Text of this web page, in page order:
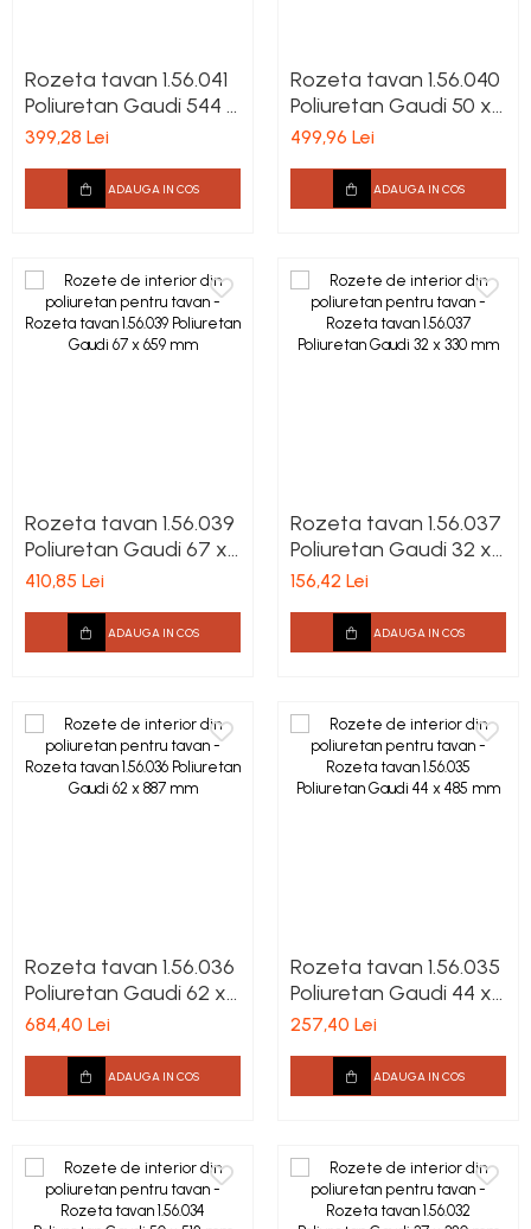
Rozeta tavan 1.56.041
Poliuretan Gaudi 544 x
785 x 48 mm
399,28 Lei
ADAUGA IN COS
Rozeta tavan 1.56.040
Poliuretan Gaudi 50 x
707 mm
499,96 Lei
ADAUGA IN COS
Rozeta tavan 1.56.039
Poliuretan Gaudi 67 x
659 mm
410,85 Lei
ADAUGA IN COS
Rozeta tavan 1.56.037
Poliuretan Gaudi 32 x
330 mm
156,42 Lei
ADAUGA IN COS
Rozeta tavan 1.56.036
Poliuretan Gaudi 62 x
887 mm
684,40 Lei
ADAUGA IN COS
Rozeta tavan 1.56.035
Poliuretan Gaudi 44 x
485 mm
257,40 Lei
ADAUGA IN COS